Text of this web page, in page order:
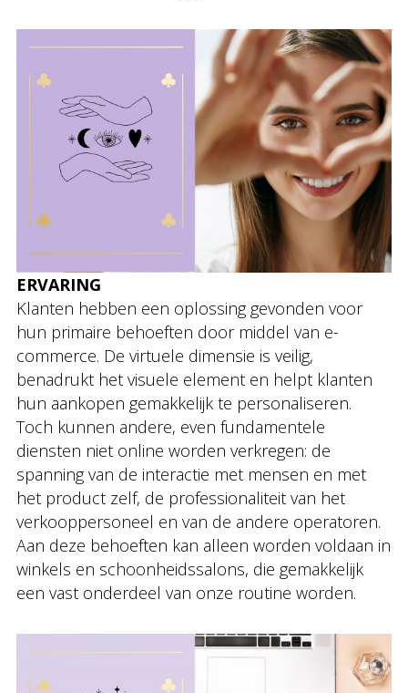
ERVARING
Klanten hebben een oplossing gevonden voor
hun primaire behoeften door middel van e-
commerce. De virtuele dimensie is veilig,
benadrukt het visuele element en helpt klanten
hun aankopen gemakkelijk te personaliseren.
Toch kunnen andere, even fundamentele
diensten niet online worden verkregen: de
spanning van de interactie met mensen en met
het product zelf, de professionaliteit van het
verkooppersoneel en van de andere operatoren.
Aan deze behoeften kan alleen worden voldaan in
winkels en schoonheidssalons, die gemakkelijk
een vast onderdeel van onze routine worden.